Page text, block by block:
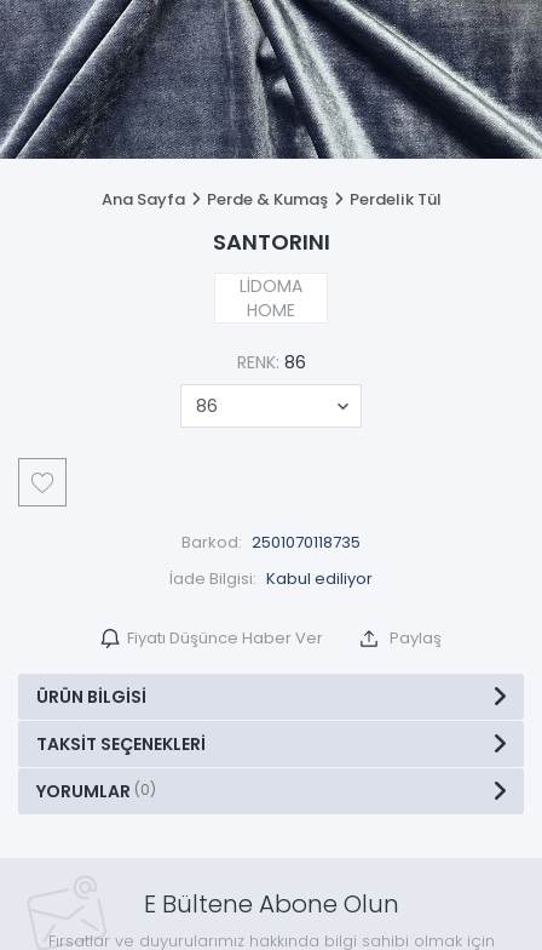
Ana Sayfa Perde & Kumaş Perdelik Tül
SANTORINI
LİDOMA
HOME
RENK: 86
Barkod: 2501070118735
İade Bilgisi:
Fiyatı Düşünce Haber Ver Paylaş
ÜRÜN BILGISI
TAKSIT SEÇENEKLERI
YORUMLAR (0)
E Bültene Abone Olun
Fırsatlar ve duyurularımız hakkında bilgi sahibi olmak için